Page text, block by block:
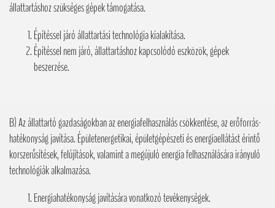
állattartáshoz szükséges gépek támogatása.
Építéssel járó állattartási technológia kialakítása.
Építéssel nem járó, állattartáshoz kapcsolódó eszközök, gépek
beszerzése.
B) Az állattartó gazdaságokban az energiafelhasználás csökkentése, az erőforrás-
hatékonyság javítása. Épületenergetikai, épületgépészeti és energiaellátást érintő
korszerűsítések, felújítások, valamint a megújuló energia felhasználására irányuló
technológiák alkalmazása.
Energiahatékonyság javítására vonatkozó tevékenységek.